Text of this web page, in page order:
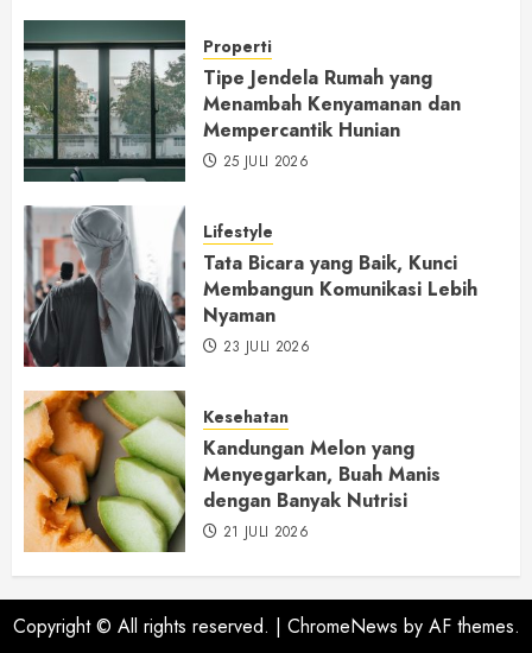
Properti
Tipe Jendela Rumah yang
Menambah Kenyamanan dan
Mempercantik Hunian
25 JULI 2026
Lifestyle
Tata Bicara yang Baik, Kunci
Membangun Komunikasi Lebih
Nyaman
23 JULI 2026
Kesehatan
Kandungan Melon yang
Menyegarkan, Buah Manis
dengan Banyak Nutrisi
21 JULI 2026
Copyright © All rights reserved. | ChromeNews by AF themes.